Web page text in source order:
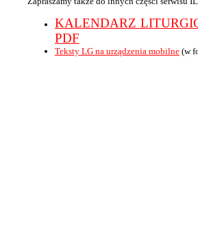
KALENDARZ
PDF
Teksty LG na urządzenia mobilne (w